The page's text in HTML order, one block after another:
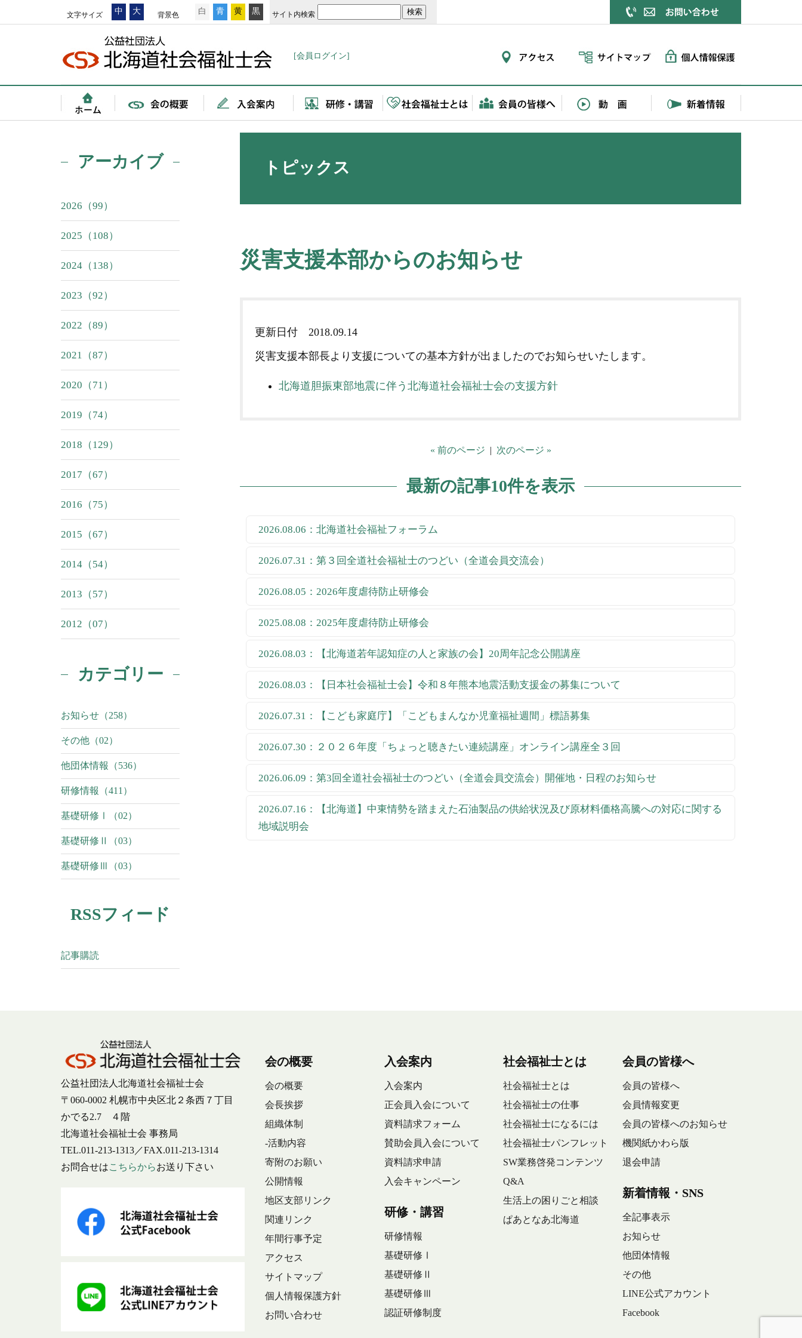
文字サイズ 中 大 背景色 白 青 黄 黒 サイト内検索
[会員ログイン]
トピックス
災害支援本部からのお知らせ
更新日付 2018.09.14
災害支援本部長より支援についての基本方針が出ましたのでお知らせいたします。
北海道胆振東部地震に伴う北海道社会福祉士会の支援方針
« 前のページ | 次のページ »
最新の記事10件を表示
2026.08.06：北海道社会福祉フォーラム
2026.07.31：第３回全道社会福祉士のつどい（全道会員交流会）
2026.08.05：2026年度虐待防止研修会
2025.08.08：2025年度虐待防止研修会
2026.08.03：【北海道若年認知症の人と家族の会】20周年記念公開講座
2026.08.03：【日本社会福祉士会】令和８年熊本地震活動支援金の募集について
2026.07.31：【こども家庭庁】「こどもまんなか児童福祉週間」標語募集
2026.07.30：２０２６年度「ちょっと聴きたい連続講座」オンライン講座全３回
2026.06.09：第3回全道社会福祉士のつどい（全道会員交流会）開催地・日程のお知らせ
2026.07.16：【北海道】中東情勢を踏まえた石油製品の供給状況及び原材料価格高騰への対応に関する
地域説明会
アーカイブ
2026（99）
2025（108）
2024（138）
2023（92）
2022（89）
2021（87）
2020（71）
2019（74）
2018（129）
2017（67）
2016（75）
2015（67）
2014（54）
2013（57）
2012（07）
カテゴリー
お知らせ（258）
その他（02）
他団体情報（536）
研修情報（411）
基礎研修Ⅰ（02）
基礎研修Ⅱ（03）
基礎研修Ⅲ（03）
RSSフィード
記事購読
公益社団法人北海道社会福祉士会
〒060-0002 札幌市中央区北２条西７丁目
かでる2.7 ４階
北海道社会福祉士会 事務局
TEL.011-213-1313／FAX.011-213-1314
お問合せはこちらからお送り下さい
会の概要
会の概要
会長挨拶
組織体制
-活動内容
寄附のお願い
公開情報
地区支部リンク
関連リンク
年間行事予定
アクセス
サイトマップ
個人情報保護方針
お問い合わせ
入会案内
入会案内
正会員入会について
資料請求フォーム
賛助会員入会について
資料請求申請
入会キャンペーン
研修・講習
研修情報
基礎研修Ⅰ
基礎研修Ⅱ
基礎研修Ⅲ
認証研修制度
社会福祉士とは
社会福祉士とは
社会福祉士の仕事
社会福祉士になるには
社会福祉士パンフレット
SW業務啓発コンテンツ
Q&A
生活上の困りごと相談
ぱあとなあ北海道
会員の皆様へ
会員の皆様へ
会員情報変更
会員の皆様へのお知らせ
機関紙かわら版
退会申請
新着情報・SNS
全記事表示
お知らせ
他団体情報
その他
LINE公式アカウント
Facebook